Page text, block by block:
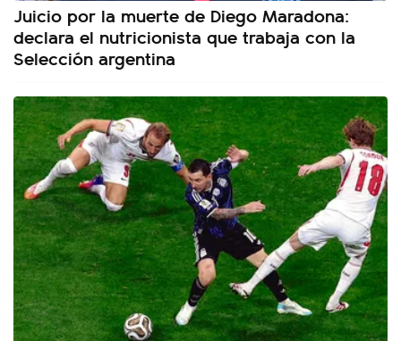
Juicio por la muerte de Diego Maradona:
declara el nutricionista que trabaja con la
Selección argentina